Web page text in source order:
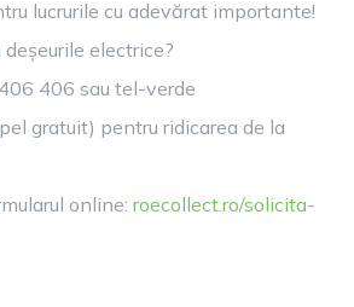
lucrurile cu adevărat importante!
electrice?
406 sau tel-verde
gratuit) pentru ridicarea de la
online: roecollect.ro/solicita-